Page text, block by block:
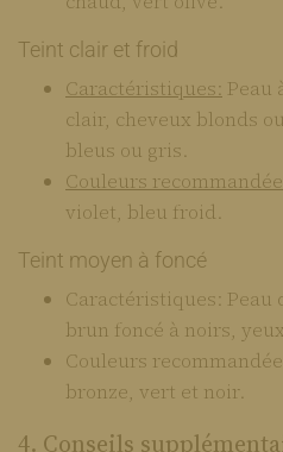
Teint clair et froid
Caractéristiques: Peau
clair, cheveux blonds
bleus ou gris.
Couleurs
violet, bleu froid.
Teint moyen à foncé
Caractéristiques: Peau
brun foncé à noirs,
Couleurs
bronze, vert et noir.
4. Conseils